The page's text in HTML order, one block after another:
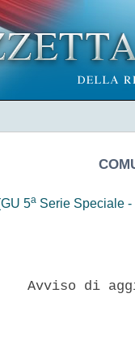
5aSerie Speciale -
Avviso di